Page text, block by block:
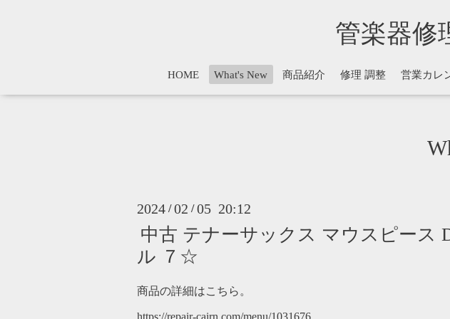
管楽器
HOME What's New 商品紹介 修理 調整 営業カレ
2024 /02 /05 20:12
中古 テナーサックス マウスピース
ル ７☆
商品の詳細はこちら。